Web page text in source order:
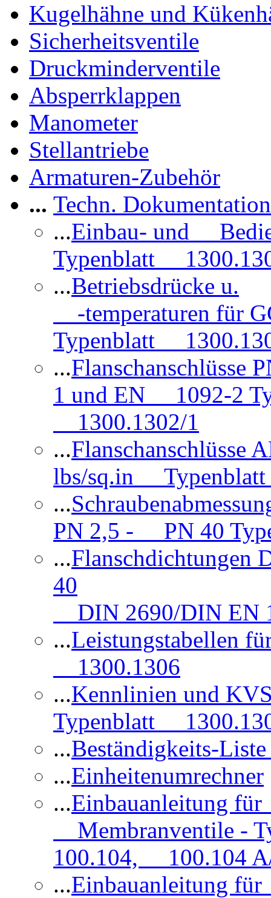
Kugelhähne und
Sicherheitsventile
Druckminderventile
Absperrklappen
Manometer
Stellantriebe
Armaturen-Zubehör
... Techn.
...Einbau- und
Typenblatt
...Betriebsdrücke u.
-temperaturen für
Typenblatt
...
1 und EN 1092-2
1300.1302/1
...
lbs/sq.in Typenblatt
...
PN 2,5 - PN 40
...
40
DIN 2690/DIN EN
...Leistungstabellen
1300.1306
...Kennlinien und
Typenblatt
...Beständigkeits-
...Einheitenumrechner
...Einbauanleitung
Membranventile -
100.104, 100.104
...Einbauanleitung